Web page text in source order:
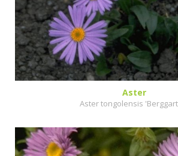
Aster
Aster tongolensis